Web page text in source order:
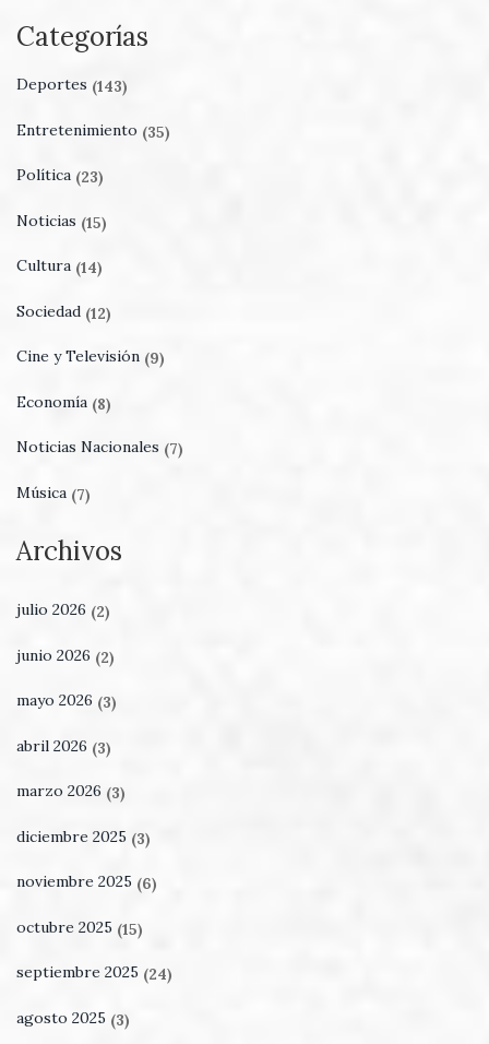
Categorías
Deportes (143)
Entretenimiento (35)
Política (23)
Noticias (15)
Cultura (14)
Sociedad (12)
Cine y Televisión (9)
Economía (8)
Noticias Nacionales (7)
Música (7)
Archivos
julio 2026 (2)
junio 2026 (2)
mayo 2026 (3)
abril 2026 (3)
marzo 2026 (3)
diciembre 2025 (3)
noviembre 2025 (6)
octubre 2025 (15)
septiembre 2025 (24)
agosto 2025 (3)